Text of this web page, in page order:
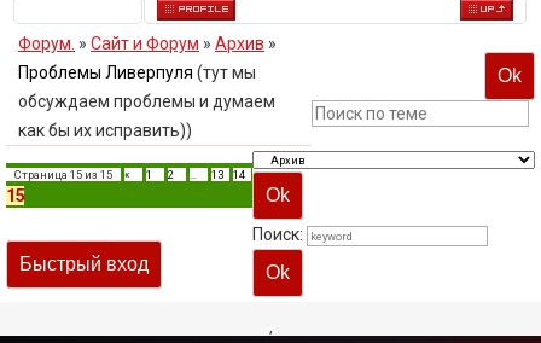
Форум. » Сайт и Форум » Архив »
Проблемы Ливерпуля (тут мы
обсуждаем проблемы и думаем
как бы их исправить))
Страница 15 из 15 « 1 2 13 14
15
Поиск:
,